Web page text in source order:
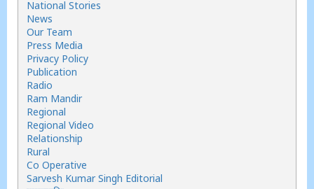
National Stories
News
Our Team
Press Media
Privacy Policy
Publication
Radio
Ram Mandir
Regional
Regional Video
Relationship
Rural
Co Operative
Sarvesh Kumar Singh Editorial